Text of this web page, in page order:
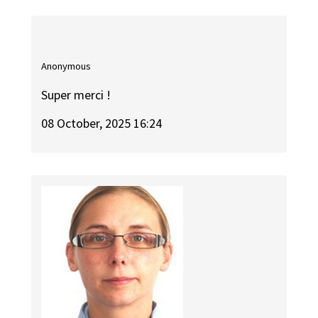
Anonymous
Super merci !
08 October, 2025 16:24